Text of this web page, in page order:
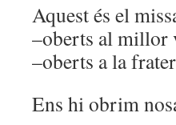
Aquest és el
–oberts al millor
–oberts a la
Ens hi obrim